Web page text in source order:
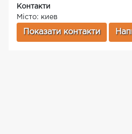
Контакти
Місто: киев
Показати контакти